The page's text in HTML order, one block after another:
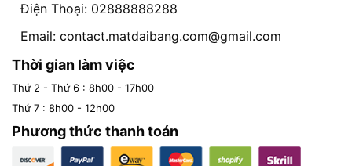
Điện Thoại: 02888888288
Email: contact.matdaibang.com@gmail.com
Thời gian làm việc
Thứ 2 - Thứ 6 : 8h00 - 17h00
Thứ 7 : 8h00 - 12h00
Phương thức thanh toán